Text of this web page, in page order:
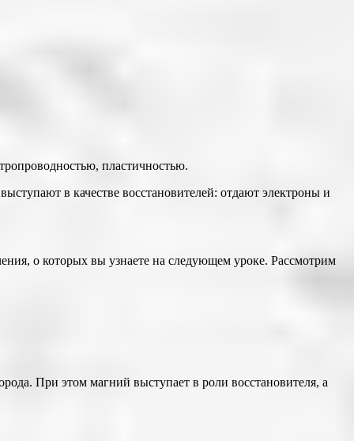
пластичностью.
в качестве восстановителей: отдают электроны и
о которых вы узнаете на следующем уроке. Рассмотрим
При этом магний выступает в роли восстановителя, а